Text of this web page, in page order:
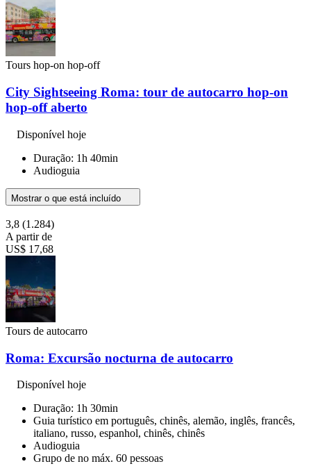
Tours hop-on hop-off
City Sightseeing Roma: tour de autocarro hop-on
hop-off aberto
Disponível hoje
Duração: 1h 40min
Audioguia
Mostrar o que está incluído
3,8 (1.284)
A partir de
US$ 17,68
Tours de autocarro
Roma: Excursão nocturna de autocarro
Disponível hoje
Duração: 1h 30min
Guia turístico em português, chinês, alemão, inglês, francês,
italiano, russo, espanhol, chinês, chinês
Audioguia
Grupo de no máx. 60 pessoas